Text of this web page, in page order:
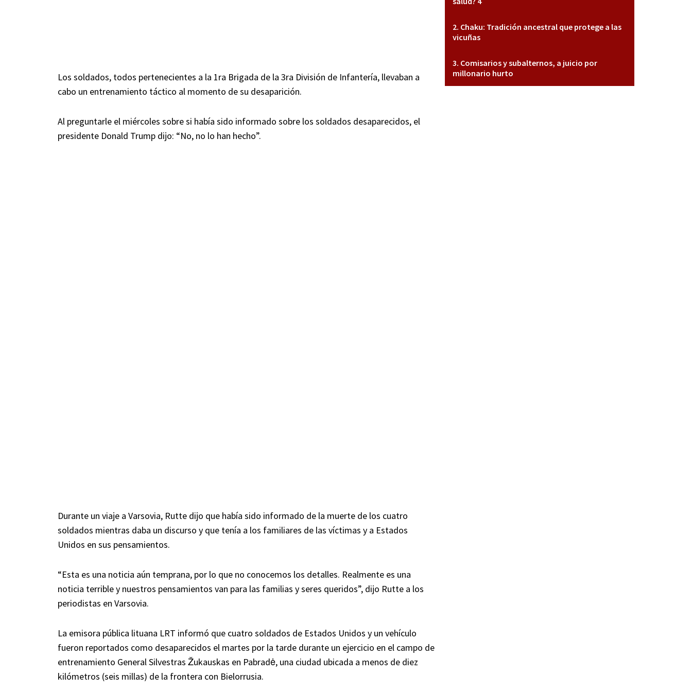
Los soldados, todos pertenecientes a la 1ra Brigada de la 3ra División de Infantería, llevaban a
cabo un entrenamiento táctico al momento de su desaparición.
Al preguntarle el miércoles sobre si había sido informado sobre los soldados desaparecidos, el
presidente Donald Trump dijo: “No, no lo han hecho”.
Durante un viaje a Varsovia, Rutte dijo que había sido informado de la muerte de los cuatro
soldados mientras daba un discurso y que tenía a los familiares de las víctimas y a Estados
Unidos en sus pensamientos.
“Esta es una noticia aún temprana, por lo que no conocemos los detalles. Realmente es una
noticia terrible y nuestros pensamientos van para las familias y seres queridos”, dijo Rutte a los
periodistas en Varsovia.
La emisora pública lituana LRT informó que cuatro soldados de Estados Unidos y un vehículo
fueron reportados como desaparecidos el martes por la tarde durante un ejercicio en el campo de
entrenamiento General Silvestras Žukauskas en Pabradė, una ciudad ubicada a menos de diez
kilómetros (seis millas) de la frontera con Bielorrusia.
Chaku: Tradición ancestral que protege a las
vicuñas
Comisarios y subalternos, a juicio por
millonario hurto